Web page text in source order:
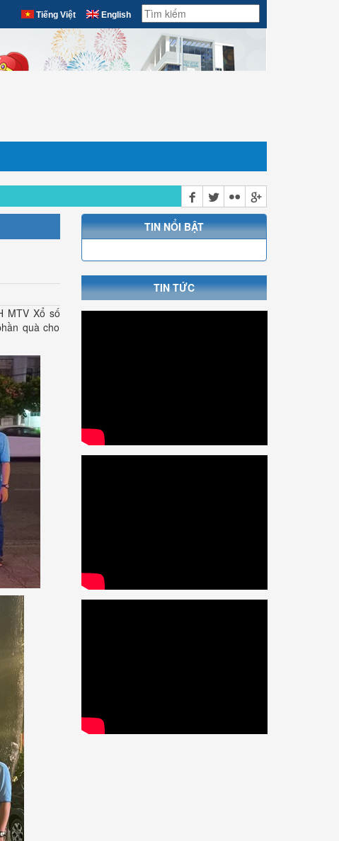
English
Tiếng Việt
MTV Xổ số
quà cho
TIN NỔI BẬT
TIN TỨC